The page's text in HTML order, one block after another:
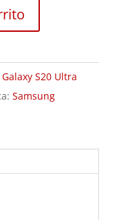
S20 Ultra
Samsung